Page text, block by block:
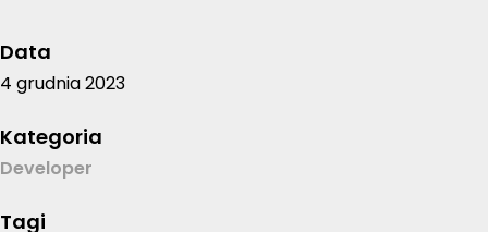
Data
4 grudnia 2023
Kategoria
Developer
Tagi